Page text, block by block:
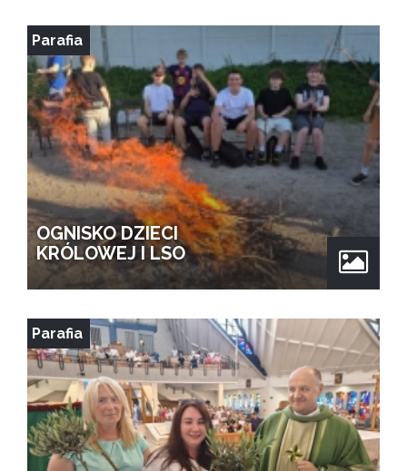
OGNISKO DZIECI
KRÓLOWEJ I LSO
Parafia
Parafia